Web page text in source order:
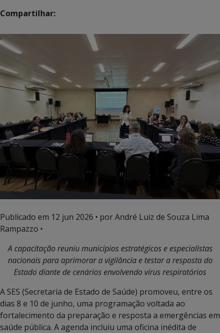
Compartilhar:
Publicado em 12 jun 2026 • por André Luiz de Souza Lima
Rampazzo •
A capacitação reuniu municípios estratégicos e especialistas
nacionais para aprimorar a vigilância e testar a resposta do
Estado diante de cenários envolvendo vírus respiratórios
A SES (Secretaria de Estado de Saúde) promoveu, entre os
dias 8 e 10 de junho, uma programação voltada ao
fortalecimento da preparação e resposta a emergências em
saúde pública. A agenda incluiu uma oficina inédita de